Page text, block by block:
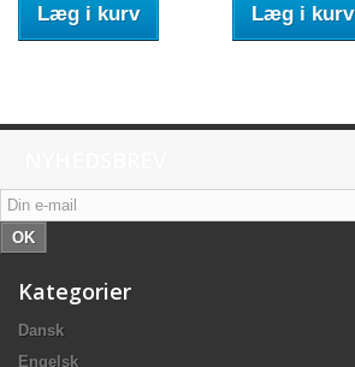
Læg i kurv Læg i kurv
OK
Kategorier
Dansk
Engelsk